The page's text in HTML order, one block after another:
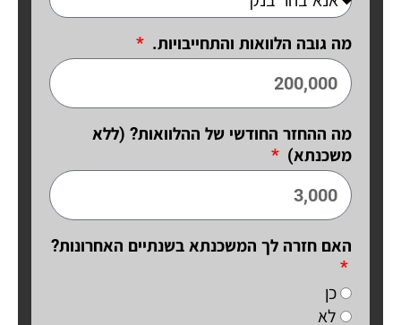
מה גובה הלוואות והתחייבויות.
מה ההחזר החודשי של ההלוואות? (ללא
משכנתא)
האם חזרה לך המשכנתא בשנתיים האחרונות?
כן
לא